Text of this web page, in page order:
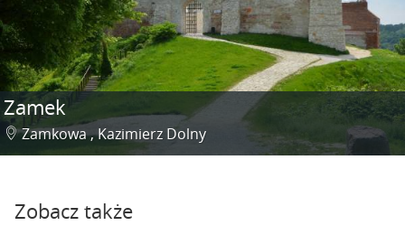
Zamek
Zamkowa , Kazimierz Dolny
Zobacz także